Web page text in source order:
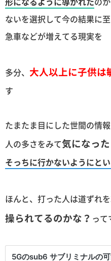
ないを選択して今の結果に
急車などが増えてる現実を
多分、 大人以上に子供は
す
たまたま目にした世間の情
人の多さをみて気になった
そっちに行かないようにと
ほんと、打った人は道ずれを
操られてるのかな？ って